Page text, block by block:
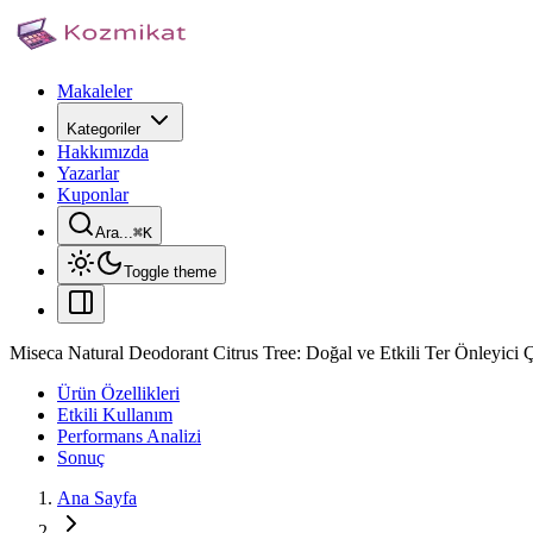
Makaleler
Kategoriler
Hakkımızda
Yazarlar
Kuponlar
Ara...⌘K
Toggle theme
Miseca Natural Deodorant Citrus Tree: Doğal ve Etkili Ter Önleyici
Ürün Özellikleri
Etkili Kullanım
Performans Analizi
Sonuç
Ana Sayfa